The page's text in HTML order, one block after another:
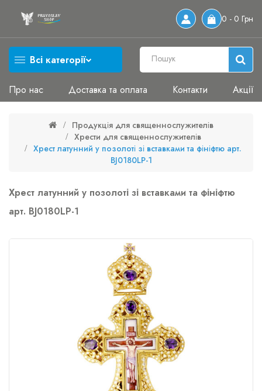
0 - 0 Грн
Всі категорії
Про нас Доставка та оплата Контакти Акції
Продукція для священнослужителів
Хрести для священнослужителів
Хрест латунний у позолоті зі вставками та фініфтю арт.
BJ0180LP-1
Хрест латунний у позолоті зі вставками та фініфтю
арт. BJ0180LP-1